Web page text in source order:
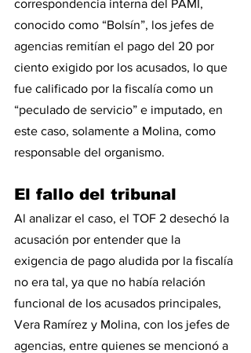
correspondencia interna del PAMI,
conocido como “Bolsín”, los jefes de
agencias remitían el pago del 20 por
ciento exigido por los acusados, lo que
fue calificado por la fiscalía como un
“peculado de servicio” e imputado, en
este caso, solamente a Molina, como
responsable del organismo.
El fallo del tribunal
Al analizar el caso, el TOF 2 desechó la
acusación por entender que la
exigencia de pago aludida por la fiscalía
no era tal, ya que no había relación
funcional de los acusados principales,
Vera Ramírez y Molina, con los jefes de
agencias, entre quienes se mencionó a